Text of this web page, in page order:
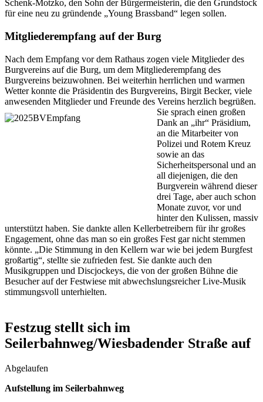
Schenk-Motzko, den Sohn der Bürgermeisterin, die den Grundstock
für eine neu zu gründende „Young Brassband“ legen sollen.
Mitgliederempfang auf der Burg
Nach dem Empfang vor dem Rathaus zogen viele Mitglieder des
Burgvereins auf die Burg, um dem Mitgliederempfang des
Burgvereins beizuwohnen. Bei weiterhin herrlichen und warmen
Wetter konnte die Präsidentin des Burgvereins, Birgit Becker, viele
anwesenden Mitglieder und Freunde des Vereins herzlich begrüßen.
Sie sprach einen großen
Dank an „ihr“ Präsidium,
an die Mitarbeiter von
Polizei und Rotem Kreuz
sowie an das
Sicherheitspersonal und an
all diejenigen, die den
Burgverein während dieser
drei Tage, aber auch schon
Monate zuvor, vor und
hinter den Kulissen, massiv
unterstützt haben. Sie dankte allen Kellerbetreibern für ihr großes
Engagement, ohne das man so ein großes Fest gar nicht stemmen
könnte. „Die Stimmung in den Kellern war wie bei jedem Burgfest
großartig“, stellte sie zufrieden fest. Sie dankte auch den
Musikgruppen und Discjockeys, die von der großen Bühne die
Besucher auf der Festwiese mit abwechslungsreicher Live-Musik
stimmungsvoll unterhielten.
Festzug stellt sich im
Seilerbahnweg/Wiesbadender Straße auf
Abgelaufen
Aufstellung im Seilerbahnweg